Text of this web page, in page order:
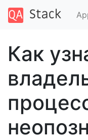
Как